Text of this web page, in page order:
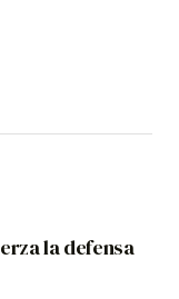
la defensa